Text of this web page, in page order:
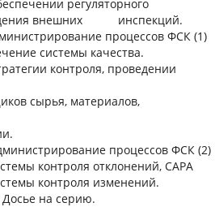
регуляторного
внешних инспекций.
процессов ФСК (1)
системы качества.
контроля, проведении
сырья, материалов,
процессов ФСК (2)
контроля отклонений, САРА
контроля изменений.
на серию.